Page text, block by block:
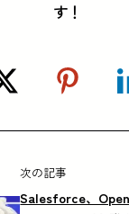
す！
次の記事
Salesforce、